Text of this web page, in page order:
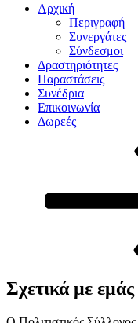
Αρχική
Περιγραφή
Συνεργάτες
Σύνδεσμοι
Δραστηριότητες
Παραστάσεις
Συνέδρια
Επικοινωνία
Δωρεές
Σχετικά με εμάς